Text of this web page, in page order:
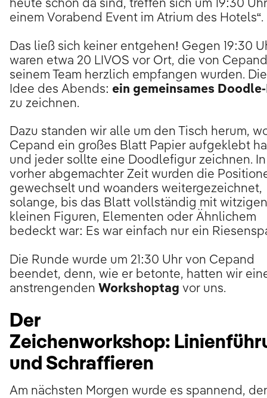
heute schon da sind, treffen sich um 19:30
einem Vorabend Event im Atrium des Hotels“.
Das ließ sich keiner entgehen! Gegen 19:30
waren etwa 20 LIVOS vor Ort, die von
seinem Team herzlich empfangen wurden. Die
Idee des Abends: ein gemeinsames
zu zeichnen.
Dazu standen wir alle um den Tisch herum,
Cepand ein großes Blatt Papier aufgeklebt
und jeder sollte eine Doodlefigur zeichnen. In
vorher abgemachter Zeit wurden die
gewechselt und woanders weitergezeichnet,
solange, bis das Blatt vollständig mit witzigen
kleinen Figuren, Elementen oder Ähnlichem
bedeckt war: Es war einfach nur ein
Die Runde wurde um 21:30 Uhr von Cepand
beendet, denn, wie er betonte, hatten wir
anstrengenden Workshoptag vor uns.
Der
Zeichenworkshop:
und Schraffieren
Am nächsten Morgen wurde es spannend,